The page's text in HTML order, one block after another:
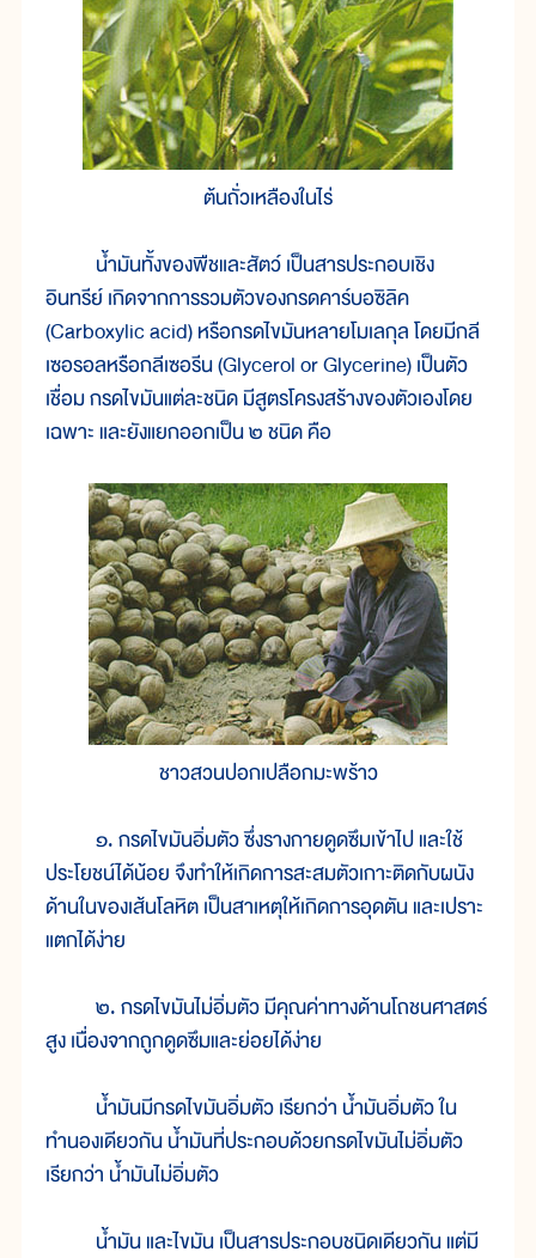
ต้นถั่วเหลืองในไร่
น้ำมันทั้งของพืชและสัตว์ เป็นสารประกอบเชิง
อินทรีย์ เกิดจากการรวมตัวของกรดคาร์บอซิลิค
(Carboxylic acid) หรือกรดไขมันหลายโมเลกุล โดยมีกลี
เซอรอลหรือกลีเซอรีน (Glycerol or Glycerine) เป็นตัว
เชื่อม กรดไขมันแต่ละชนิด มีสูตรโครงสร้างของตัวเองโดย
เฉพาะ และยังแยกออกเป็น ๒ ชนิด คือ
ชาวสวนปอกเปลือกมะพร้าว
๑. กรดไขมันอิ่มตัว ซึ่งรางกายดูดซึมเข้าไป และใช้
ประโยชน์ได้น้อย จึงทำให้เกิดการสะสมตัวเกาะติดกับผนัง
ด้านในของเส้นโลหิต เป็นสาเหตุให้เกิดการอุดตัน และเปราะ
แตกได้ง่าย
๒. กรดไขมันไม่อิ่มตัว มีคุณค่าทางด้านโถชนศาสตร์
สูง เนื่องจากถูกดูดซึมและย่อยได้ง่าย
น้ำมันมีกรดไขมันอิ่มตัว เรียกว่า น้ำมันอิ่มตัว ใน
ทำนองเดียวกัน น้ำมันที่ประกอบด้วยกรดไขมันไม่อิ่มตัว
เรียกว่า น้ำมันไม่อิ่มตัว
น้ำมัน และไขมัน เป็นสารประกอบชนิดเดียวกัน แต่มี